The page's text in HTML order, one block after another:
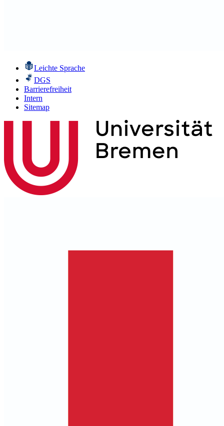
Leichte Sprache
DGS
Barrierefreiheit
Intern
Sitemap